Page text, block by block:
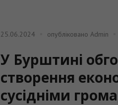
25.06.2024 опублікованоAdmin
У Бурштині
створення
сусідніми